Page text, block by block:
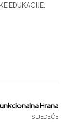
EDUKACIJE:
SLJEDEĆE
Hrana